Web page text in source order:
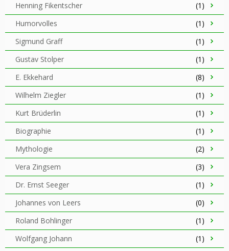
Henning Fikentscher
(1)
Humorvolles
(1)
Sigmund Graff
(1)
Gustav Stolper
(1)
E. Ekkehard
(8)
Wilhelm Ziegler
(1)
Kurt Brüderlin
(1)
Biographie
(1)
Mythologie
(2)
Vera Zingsem
(3)
Dr. Ernst Seeger
(1)
Johannes von Leers
(0)
Roland Bohlinger
(1)
Wolfgang Johann
(1)